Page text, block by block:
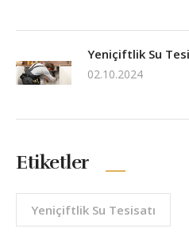
Yeniçiftlik Su
02.10.2024
Etiketler
Yeniçiftlik Su Tesisatı